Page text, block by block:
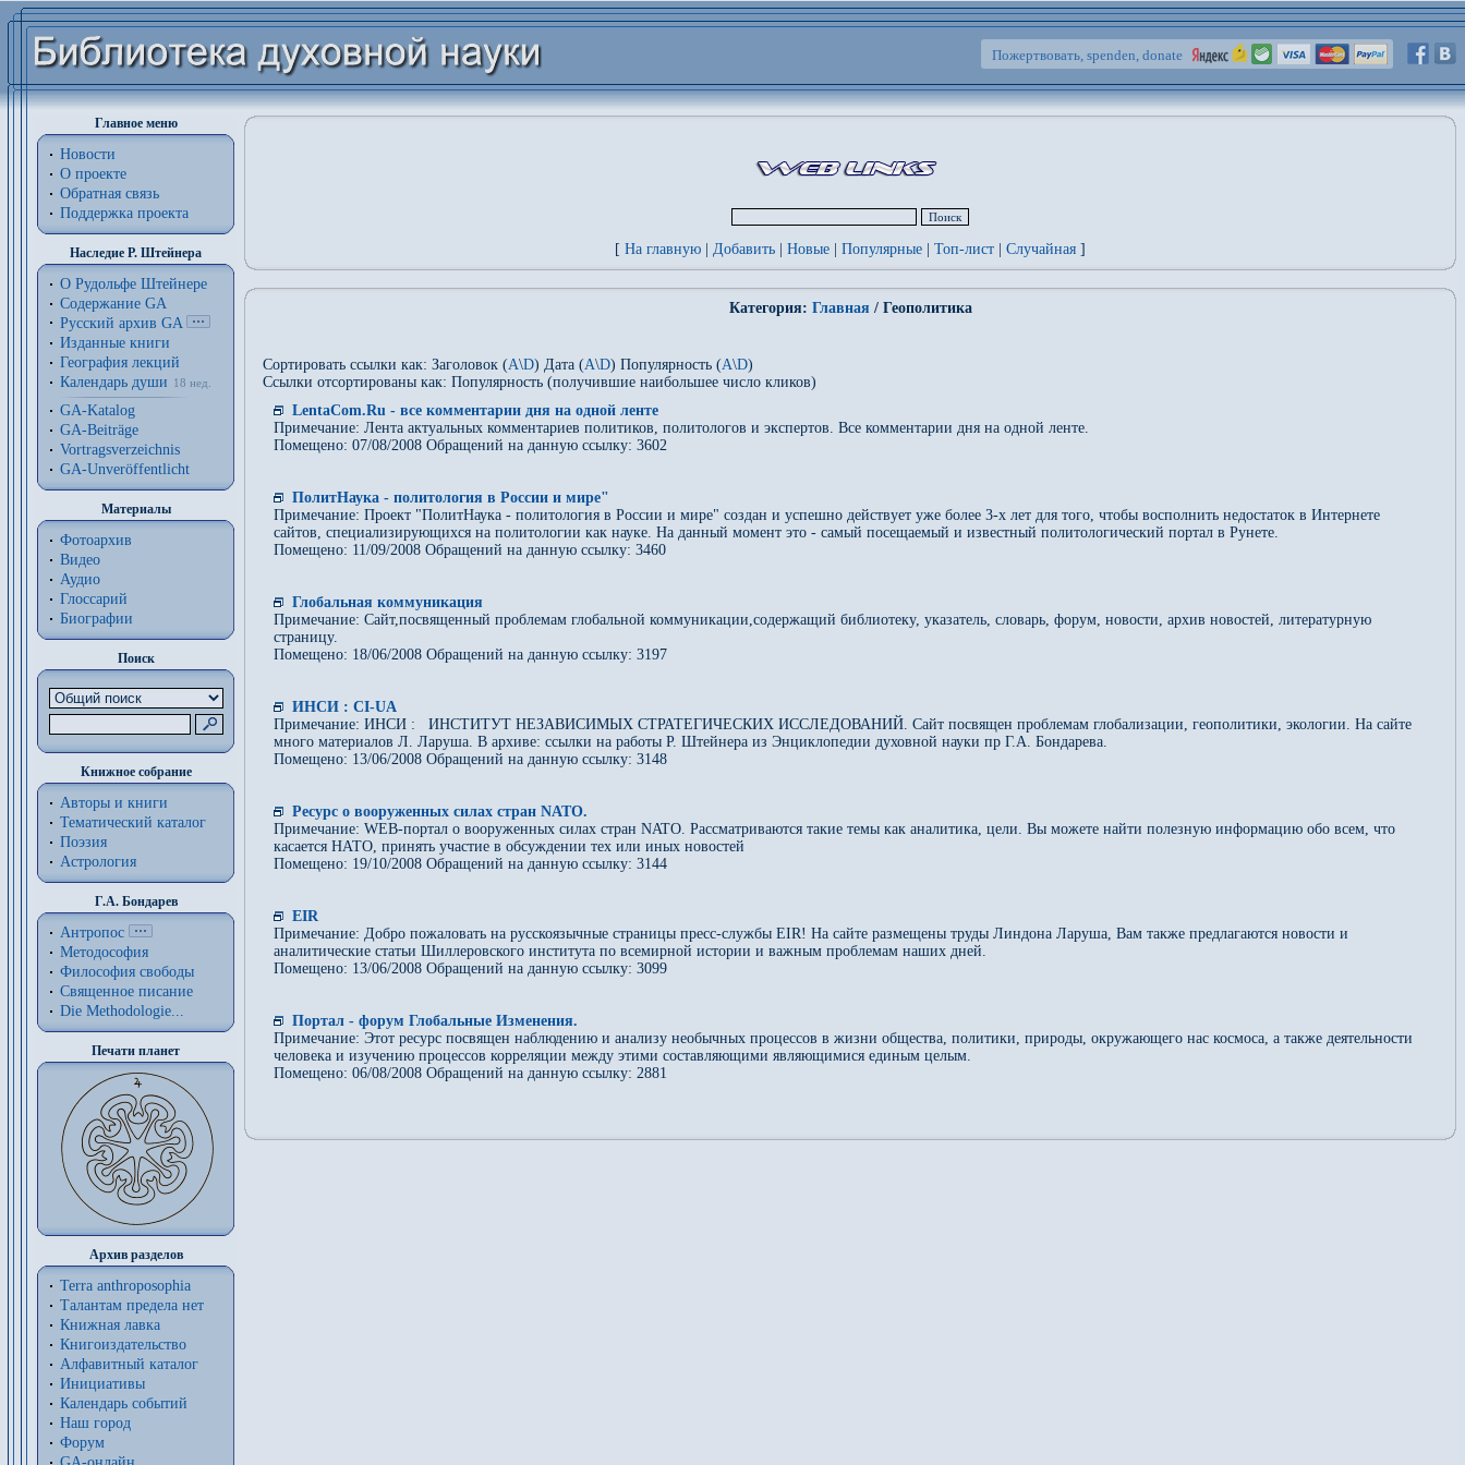
Пожертвовать, spenden, donate
Главное меню
Новости
О проекте
Обратная связь
Поддержка проекта
Наследие Р. Штейнера
О Рудольфе Штейнере
Содержание GA
Русский архив GA
Изданные книги
География лекций
Календарь души
18 нед.
GA-Katalog
GA-Beiträge
Vortragsverzeichnis
GA-Unveröffentlicht
Материалы
Фотоархив
Видео
Аудио
Глоссарий
Биографии
Поиск
Книжное собрание
Авторы и книги
Тематический каталог
Поэзия
Астрология
Г.А. Бондарев
Антропос
Методософия
Философия cвободы
Священное писание
Die Methodologie...
Печати планет
Архив разделов
Terra anthroposophia
Талантам предела нет
Книжная лавка
Книгоиздательство
Алфавитный каталог
Инициативы
Календарь событий
Наш город
Форум
[ На главную Добавить Новые Популярные Топ-лист Случайная ]
Категория: Главная / Геополитика
Сортировать ссылки как: Заголовок (A\D) Дата (A\D) Популярность (A\D)
Ссылки отсортированы как: Популярность (получившие наибольшее число кликов)
LentaCom.Ru - все комментарии дня на одной ленте
Примечание: Лента актуальных комментариев политиков, политологов и экспертов. Все комментарии дня на одной ленте.
Помещено: 07/08/2008 Обращений на данную ссылку: 3602
ПолитНаука - политология в России и мире"
Примечание: Проект "ПолитНаука - политология в России и мире" создан и успешно действует уже более 3-х лет для того, чтобы восполнить недостаток в Интернете
сайтов, специализирующихся на политологии как науке. На данный момент это - самый посещаемый и известный политологический портал в Рунете.
Помещено: 11/09/2008 Обращений на данную ссылку: 3460
Глобальная коммуникация
Примечание: Сайт,посвященный проблемам глобальной коммуникации,содержащий библиотеку, указатель, словарь, форум, новости, архив новостей, литературную
страницу.
Помещено: 18/06/2008 Обращений на данную ссылку: 3197
ИНСИ : CI-UA
Примечание: ИНСИ : ИНСТИТУТ НЕЗАВИСИМЫХ СТРАТЕГИЧЕСКИХ ИССЛЕДОВАНИЙ. Сайт посвящен проблемам глобализации, геополитики, экологии. На сайте
много материалов Л. Ларуша. В архиве: ссылки на работы Р. Штейнера из Энциклопедии духовной науки пр Г.А. Бондарева.
Помещено: 13/06/2008 Обращений на данную ссылку: 3148
Ресурс о вооруженных силах стран NATO.
Примечание: WEB-портал о вооруженных силах стран NATO. Рассматриваются такие темы как аналитика, цели. Вы можете найти полезную информацию обо всем, что
касается НАТО, принять участие в обсуждении тех или иных новостей
Помещено: 19/10/2008 Обращений на данную ссылку: 3144
EIR
Примечание: Добро пожаловать на русскоязычные страницы пресс-службы EIR! На сайте размещены труды Линдона Ларуша, Вам также предлагаются новости и
аналитические статьи Шиллеровского института по всемирной истории и важным проблемам наших дней.
Помещено: 13/06/2008 Обращений на данную ссылку: 3099
Портал - форум Глобальные Изменения.
Примечание: Этот ресурс посвящен наблюдению и анализу необычных процессов в жизни общества, политики, природы, окружающего нас космоса, а также деятельности
человека и изучению процессов корреляции между этими составляющими являющимися единым целым.
Помещено: 06/08/2008 Обращений на данную ссылку: 2881